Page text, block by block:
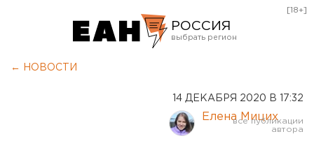
РОССИЯ
Курган
Оренбург
[18+]
← НОВОСТИ
14 ДЕКАБРЯ 2020 В 17:32
Елена Мицих